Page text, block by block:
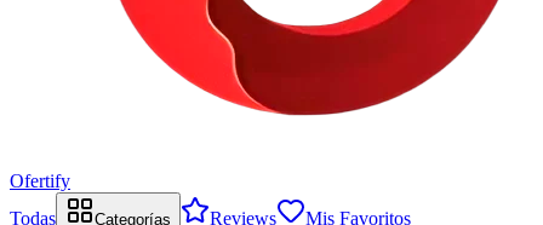
Ofertify
Todas
Categorías Reviews Mis Favoritos